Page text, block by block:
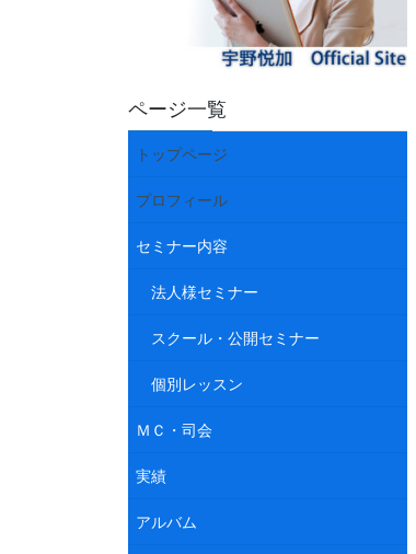
ページ一覧
トップページ
プロフィール
セミナー内容
法人様セミナー
スクール・公開セミナー
個別レッスン
ＭＣ・司会
実績
アルバム